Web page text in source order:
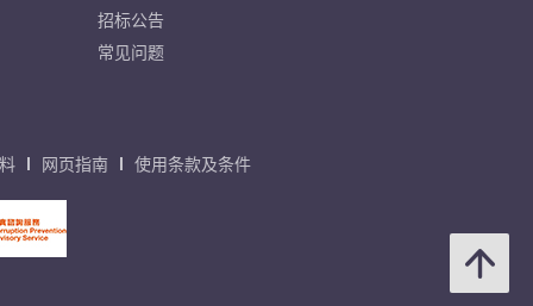
招标公告
常见问题
网页指南 使用条款及条件